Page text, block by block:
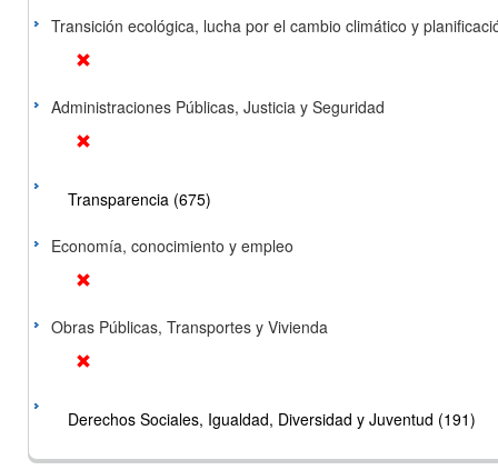
Transición ecológica, lucha por el cambio climático y
Administraciones Públicas, Justicia y Seguridad
Transparencia (675)
Economía, conocimiento y empleo
Obras Públicas, Transportes y Vivienda
Derechos Sociales, Igualdad, Diversidad y Juventud (191)